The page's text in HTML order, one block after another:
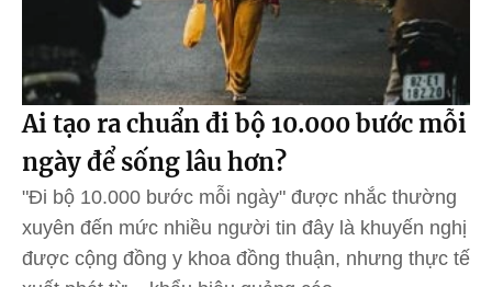
Ai tạo ra chuẩn đi bộ 10.000 bước mỗi
ngày để sống lâu hơn?
"Đi bộ 10.000 bước mỗi ngày" được nhắc thường
xuyên đến mức nhiều người tin đây là khuyến nghị
được cộng đồng y khoa đồng thuận, nhưng thực tế